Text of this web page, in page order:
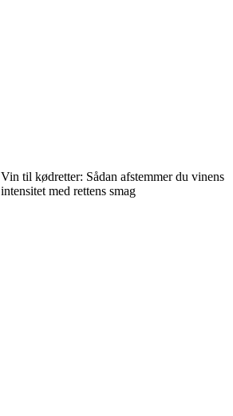
Vin til kødretter: Sådan afstemmer du vinens
intensitet med rettens smag